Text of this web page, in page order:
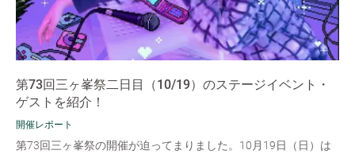
第73回三ヶ峯祭二日目（10/19）のステージイベント・
ゲストを紹介！
開催レポート
第73回三ヶ峯祭の開催が迫ってまりました。10月19日（日）は